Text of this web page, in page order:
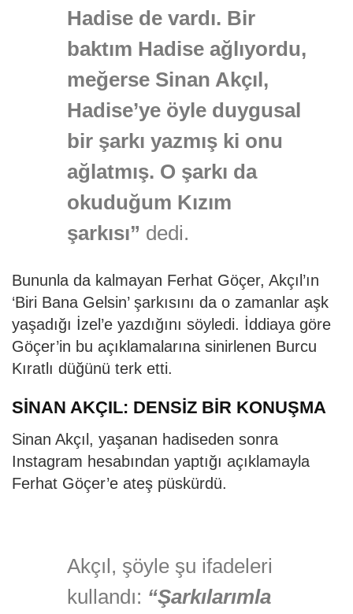
Hadise de vardı. Bir
baktım Hadise ağlıyordu,
meğerse Sinan Akçıl,
Hadise’ye öyle duygusal
bir şarkı yazmış ki onu
ağlatmış. O şarkı da
okuduğum Kızım
şarkısı” dedi.
Bununla da kalmayan Ferhat Göçer, Akçıl’ın
‘Biri Bana Gelsin’ şarkısını da o zamanlar aşk
yaşadığı İzel’e yazdığını söyledi. İddiaya göre
Göçer’in bu açıklamalarına sinirlenen Burcu
Kıratlı düğünü terk etti.
SİNAN AKÇIL: DENSİZ BİR KONUŞMA
Sinan Akçıl, yaşanan hadiseden sonra
Instagram hesabından yaptığı açıklamayla
Ferhat Göçer’e ateş püskürdü.
Akçıl, şöyle şu ifadeleri
kullandı: “Şarkılarımla